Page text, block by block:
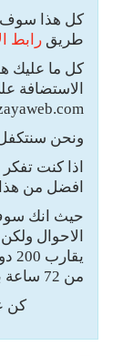
كل هذا سوف
طريق رابط
كل ما عليك
الاستضافة
ونحن سنتكفل
اذا كنت
افضل من
حيث انك
الاحوال
من 72 ساعة بعد مراسلتنا بعلومات استضافتك.
كن